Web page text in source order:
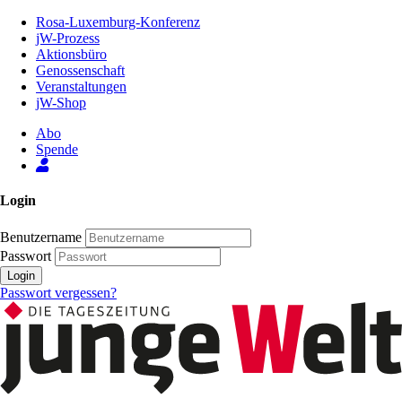
Inhalt
Seite
Rosa-Luxemburg-Konferenz
jW-Prozess
Aktionsbüro
Genossenschaft
Veranstaltungen
jW-Shop
Abo
Spende
Login
Benutzername
Passwort
Login
Passwort vergessen?